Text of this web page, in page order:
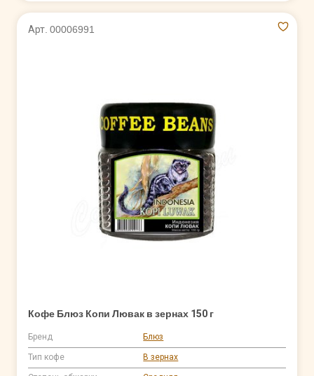
Арт. 00006991
Кофе Блюз Копи Лювак в зернах 150 г
Бренд Блюз
Тип кофе В зернах